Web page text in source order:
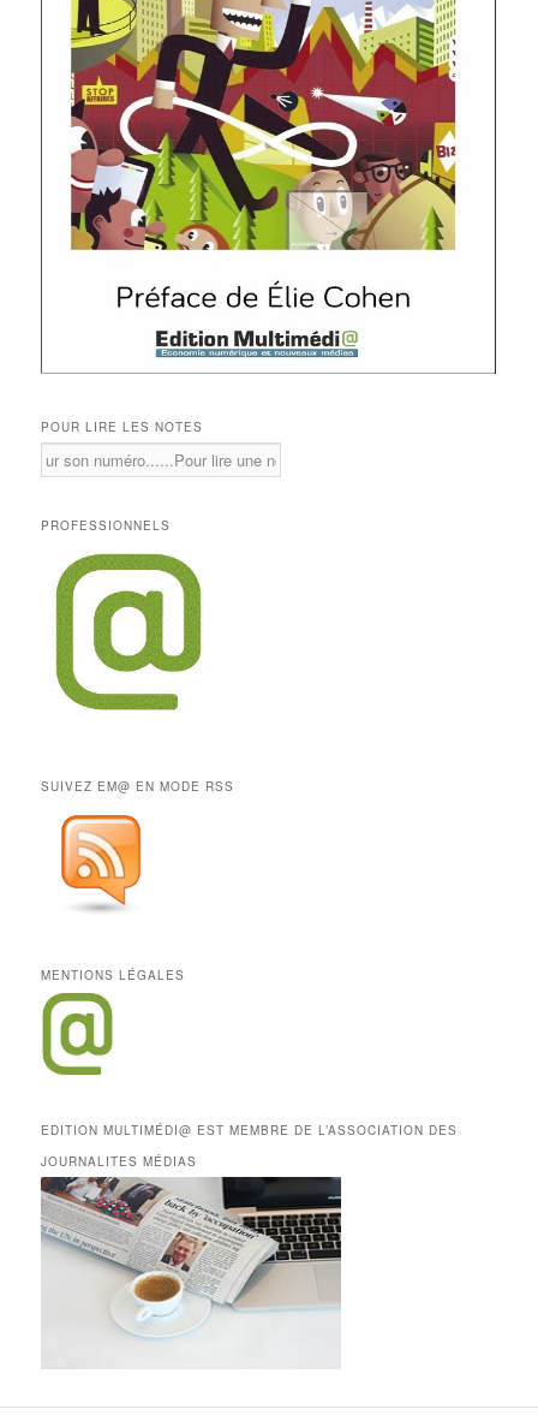
POUR LIRE LES NOTES
PROFESSIONNELS
SUIVEZ EM@ EN MODE RSS
MENTIONS LÉGALES
EDITION MULTIMÉDI@ EST MEMBRE DE L’ASSOCIATION DES
JOURNALITES MÉDIAS